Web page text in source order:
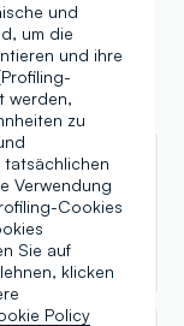
und
um die
und ihre
werden,
zu
tatsächlichen
Verwendung
Cookies
Sie auf
klicken
Policy